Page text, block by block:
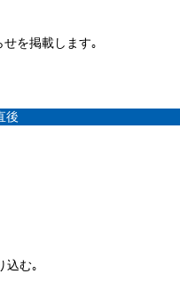
を掲載します｡
後
込む｡